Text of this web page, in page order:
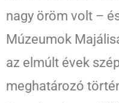
nagy öröm volt –
Múzeumok
az elmúlt évek
meghatározó